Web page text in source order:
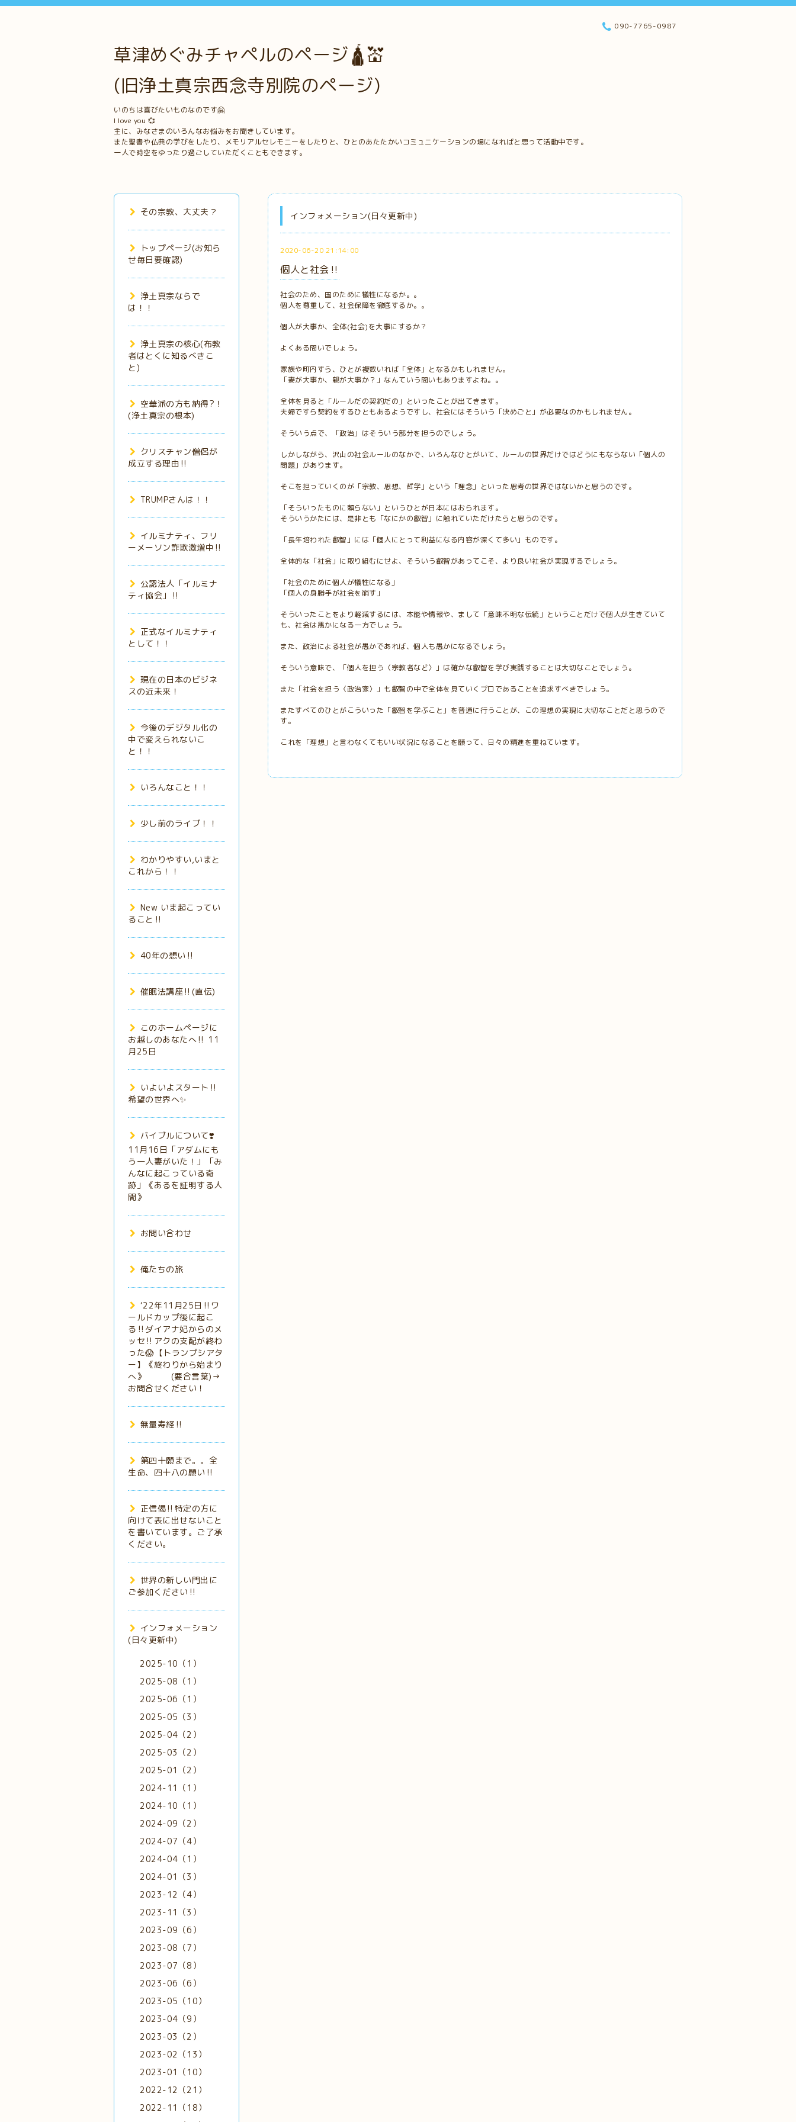
草津めぐみチャペルのページ🛕💒
(旧浄土真宗西念寺別院のページ)
いのちは喜びたいものなのです🤗
I love you 💞
主に、みなさまのいろんなお悩みをお聞きしています。
また聖書や仏典の学びをしたり、メモリアルセレモニーをしたりと、ひとのあたたかいコミュニケーションの場になればと思って活動中です。
一人で時空をゆったり過ごしていただくこともできます。
090-7765-0987
インフォメーション(日々更新中)
2020-06-20 21:14:00
個人と社会‼️
社会のため、国のために犠牲になるか。。
個人を尊重して、社会保障を徹底するか。。
個人が大事か、全体(社会)を大事にするか？
よくある問いでしょう。
家族や町内すら、ひとが複数いれば「全体」となるかもしれません。
「妻が大事か、親が大事か？」なんていう問いもありますよね。。
全体を見ると「ルールだの契約だの」といったことが出てきます。
夫婦ですら契約をするひともあるようですし、社会にはそういう「決めごと」が必要なのかもしれません。
そういう点で、「政治」はそういう部分を担うのでしょう。
しかしながら、沢山の社会ルールのなかで、いろんなひとがいて、ルールの世界だけではどうにもならない「個人の
問題」があります。
そこを担っていくのが「宗教、思想、哲学」という「理念」といった思考の世界ではないかと思うのです。
「そういったものに頼らない」というひとが日本にはおられます。
そういうかたには、是非とも「なにかの叡智」に触れていただけたらと思うのです。
「長年培われた叡智」には「個人にとって利益になる内容が深くて多い」ものです。
全体的な「社会」に取り組むにせよ、そういう叡智があってこそ、より良い社会が実現するでしょう。
「社会のために個人が犠牲になる」
「個人の身勝手が社会を崩す」
そういったことをより軽減するには、本能や情報や、まして「意味不明な伝統」ということだけで個人が生きていて
も、社会は愚かになる一方でしょう。
また、政治による社会が愚かであれば、個人も愚かになるでしょう。
そういう意味で、「個人を担う〈宗教者など〉」は確かな叡智を学び実践することは大切なことでしょう。
また「社会を担う〈政治家〉」も叡智の中で全体を見ていくプロであることを追求すべきでしょう。
またすべてのひとがこういった「叡智を学ぶこと」を普通に行うことが、この理想の実現に大切なことだと思うので
す。
これを「理想」と言わなくてもいい状況になることを願って、日々の精進を重ねています。
その宗教、大丈夫？
トップページ(お知ら
せ毎日要確認)
浄土真宗ならで
は！！
浄土真宗の核心(布教
者はとくに知るべきこ
と)
空華派の方も納得?！
(浄土真宗の根本)
クリスチャン僧侶が
成立する理由‼️
TRUMPさんは！！
イルミナティ、フリ
ーメーソン詐欺激増中‼️
公認法人「イルミナ
ティ協会」‼️
正式なイルミナティ
として！！
現在の日本のビジネ
スの近未来！
今後のデジタル化の
中で変えられないこ
と！！
いろんなこと！！
少し前のライブ！！
わかりやすい,いまと
これから！！
New いま起こってい
ること‼️
40年の想い‼️
催眠法講座‼️(直伝)
このホームページに
お越しのあなたへ‼️ 11
月25日
いよいよスタート‼️
希望の世界へ✨
バイブルについて❣️
11月16日「アダムにも
う一人妻がいた！」「み
んなに起こっている奇
跡」《あるを証明する人
間》
お問い合わせ
俺たちの旅
‘22年11月25日‼️ワ
ールドカップ後に起こ
る‼️ダイアナ妃からのメ
ッセ‼️アクの支配が終わ
った😱【トランプシアタ
ー】《終わりから始まり
へ》 (要合言葉)→
お問合せください！
無量寿経‼️
第四十願まで。。全
生命、四十八の願い‼️
正信偈‼️特定の方に
向けて表に出せないこと
を書いています。ご了承
ください。
世界の新しい門出に
ご参加ください‼️
インフォメーション
(日々更新中)
2025-10（1）
2025-08（1）
2025-06（1）
2025-05（3）
2025-04（2）
2025-03（2）
2025-01（2）
2024-11（1）
2024-10（1）
2024-09（2）
2024-07（4）
2024-04（1）
2024-01（3）
2023-12（4）
2023-11（3）
2023-09（6）
2023-08（7）
2023-07（8）
2023-06（6）
2023-05（10）
2023-04（9）
2023-03（2）
2023-02（13）
2023-01（10）
2022-12（21）
2022-11（18）